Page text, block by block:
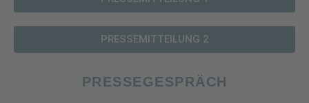
PRESSEMITTEILUNG 2
PRESSEGESPRÄCH